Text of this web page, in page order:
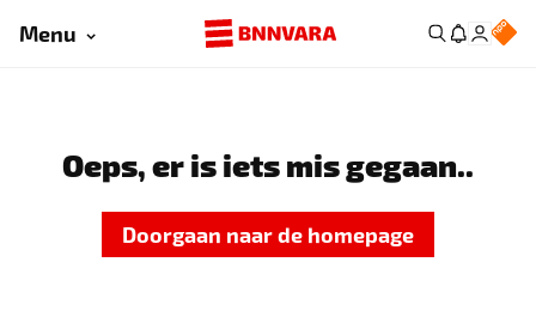
Menu
Oeps, er is iets mis gegaan..
Doorgaan naar de homepage